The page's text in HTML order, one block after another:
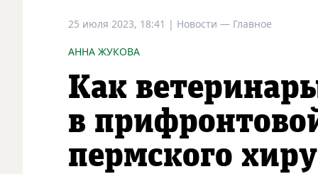
25 июля 2023, 18:41 | Новости — Главное
АННА ЖУКОВА
Как
в
пермского